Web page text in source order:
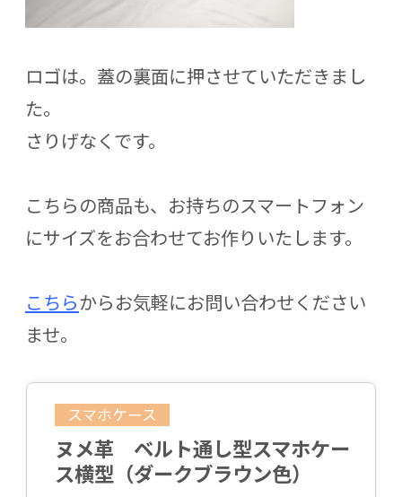
ロゴは。蓋の裏面に押させていただきまし
た。
さりげなくです。
こちらの商品も、お持ちのスマートフォン
にサイズをお合わせてお作りいたします。
こちらからお気軽にお問い合わせください
ませ。
スマホケース
ヌメ革 ベルト通し型スマホケー
ス横型（ダークブラウン色）